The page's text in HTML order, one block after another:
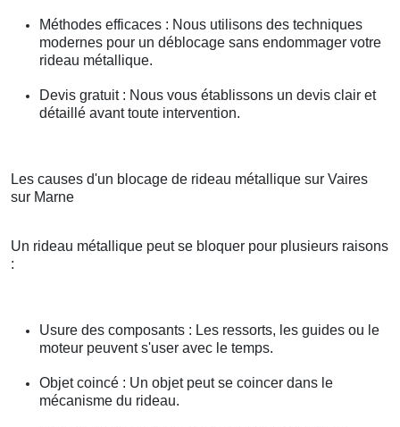
Méthodes efficaces : Nous utilisons des techniques
modernes pour un déblocage sans endommager votre
rideau métallique.
Devis gratuit : Nous vous établissons un devis clair et
détaillé avant toute intervention.
Les causes d'un blocage de rideau métallique sur Vaires
sur Marne
Un rideau métallique peut se bloquer pour plusieurs raisons
:
Usure des composants : Les ressorts, les guides ou le
moteur peuvent s'user avec le temps.
Objet coincé : Un objet peut se coincer dans le
mécanisme du rideau.